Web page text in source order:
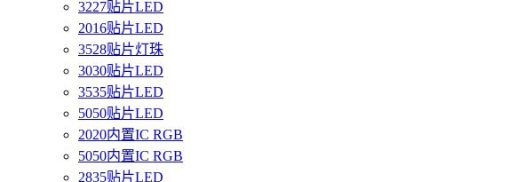
3227贴片LED
2016贴片LED
3528贴片灯珠
3030贴片LED
3535贴片LED
5050贴片LED
2020内置IC RGB
5050内置IC RGB
2835贴片LED